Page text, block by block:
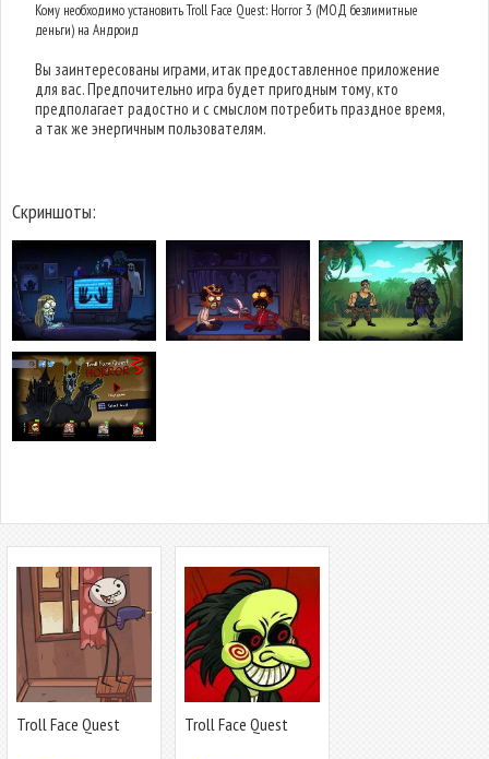
Кому необходимо установить Troll Face Quest: Horror 3 (МОД безлимитные
деньги) на Андроид
Вы заинтересованы играми, итак предоставленное приложение
для вас. Предпочительно игра будет пригодным тому, кто
предполагает радостно и с смыслом потребить праздное время,
а так же энергичным пользователям.
Скриншоты:
Troll Face Quest
Troll Face Quest